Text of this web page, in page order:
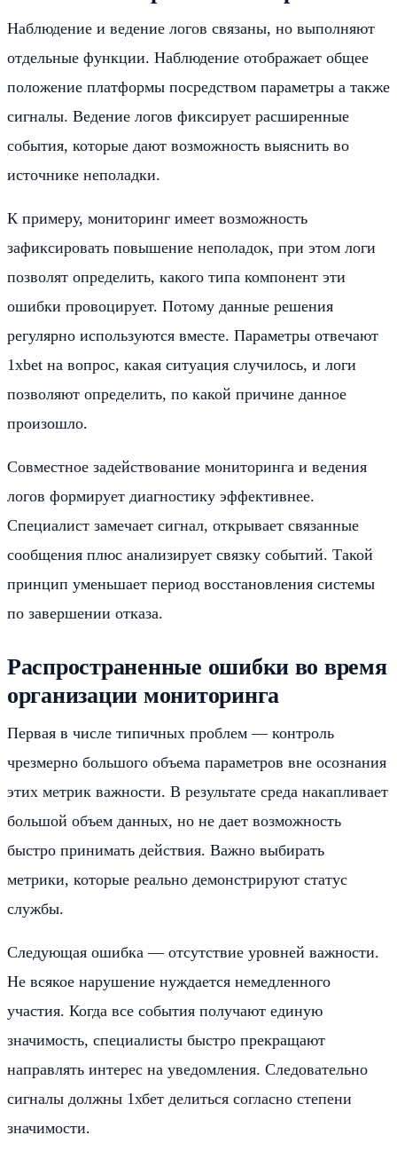
Наблюдение и ведение логов связаны, но выполняют
отдельные функции. Наблюдение отображает общее
положение платформы посредством параметры а также
сигналы. Ведение логов фиксирует расширенные
события, которые дают возможность выяснить во
источнике неполадки.
К примеру, мониторинг имеет возможность
зафиксировать повышение неполадок, при этом логи
позволят определить, какого типа компонент эти
ошибки провоцирует. Потому данные решения
регулярно используются вместе. Параметры отвечают
1xbet на вопрос, какая ситуация случилось, и логи
позволяют определить, по какой причине данное
произошло.
Совместное задействование мониторинга и ведения
логов формирует диагностику эффективнее.
Специалист замечает сигнал, открывает связанные
сообщения плюс анализирует связку событий. Такой
принцип уменьшает период восстановления системы
по завершении отказа.
Распространенные ошибки во время
организации мониторинга
Первая в числе типичных проблем — контроль
чрезмерно большого объема параметров вне осознания
этих метрик важности. В результате среда накапливает
большой объем данных, но не дает возможность
быстро принимать действия. Важно выбирать
метрики, которые реально демонстрируют статус
службы.
Следующая ошибка — отсутствие уровней важности.
Не всякое нарушение нуждается немедленного
участия. Когда все события получают единую
значимость, специалисты быстро прекращают
направлять интерес на уведомления. Следовательно
сигналы должны 1хбет делиться согласно степени
значимости.